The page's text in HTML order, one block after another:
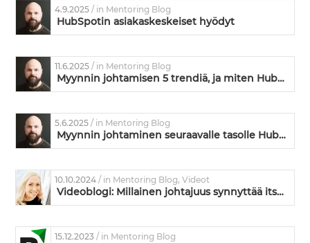
4.9.2025/ in Mentoring Blog
HubSpotin asiakaskeskeiset hyödyt
11.6.2025/ in Mentoring Blog
Myynnin johtamisen 5 trendiä, ja miten HubSpot vastaa niihin
5.6.2025/ in Mentoring Blog
Myynnin johtaminen seuraavalle tasolle HubSpotin avulla
10.10.2024/ in Mentoring Blog, Videot
Videoblogi: Millainen johtajuus synnyttää itseohjautuvuutta ja vastuunottoa?
15.12.2023/ in Mentoring Blog